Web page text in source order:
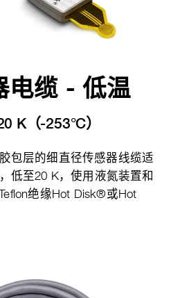
电缆 - 低温
K（-253°C）
包层的细直径传感器线缆适
低至20 K，使用液氮装置和
绝缘Hot Disk®或Hot